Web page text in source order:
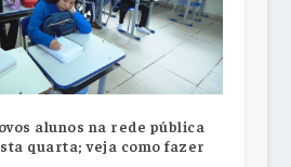
alunos na rede pública
quarta; veja como fazer